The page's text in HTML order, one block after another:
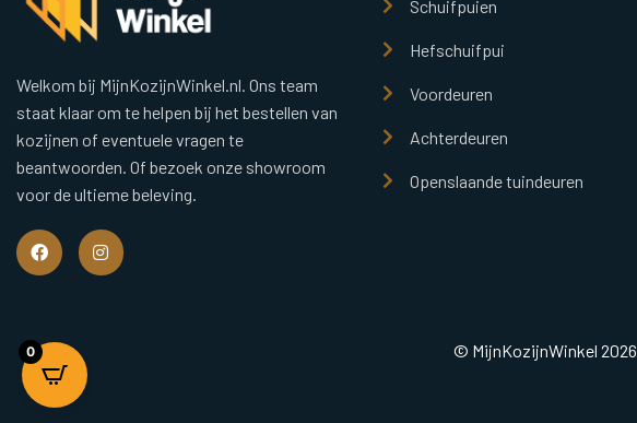
Welkom bij MijnKozijnWinkel.nl. Ons team
staat klaar om te helpen bij het bestellen van
kozijnen of eventuele vragen te
beantwoorden. Of bezoek onze showroom
voor de ultieme beleving.
Schuifpuien
Hefschuifpui
Voordeuren
Achterdeuren
Openslaande tuindeuren
© MijnKozijnWinkel 2026
0